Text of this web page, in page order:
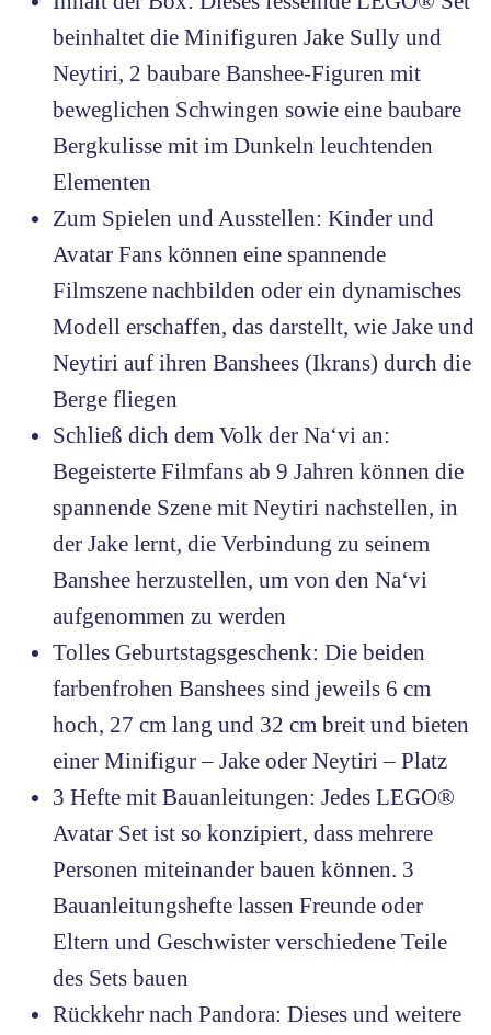
beinhaltet die Minifiguren Jake Sully und
Neytiri, 2 baubare Banshee-Figuren mit
beweglichen Schwingen sowie eine baubare
Bergkulisse mit im Dunkeln leuchtenden
Elementen
Zum Spielen und Ausstellen: Kinder und
Avatar Fans können eine spannende
Filmszene nachbilden oder ein dynamisches
Modell erschaffen, das darstellt, wie Jake und
Neytiri auf ihren Banshees (Ikrans) durch die
Berge fliegen
Schließ dich dem Volk der Na‘vi an:
Begeisterte Filmfans ab 9 Jahren können die
spannende Szene mit Neytiri nachstellen, in
der Jake lernt, die Verbindung zu seinem
Banshee herzustellen, um von den Na‘vi
aufgenommen zu werden
Tolles Geburtstagsgeschenk: Die beiden
farbenfrohen Banshees sind jeweils 6 cm
hoch, 27 cm lang und 32 cm breit und bieten
einer Minifigur – Jake oder Neytiri – Platz
3 Hefte mit Bauanleitungen: Jedes LEGO®
Avatar Set ist so konzipiert, dass mehrere
Personen miteinander bauen können. 3
Bauanleitungshefte lassen Freunde oder
Eltern und Geschwister verschiedene Teile
des Sets bauen
Rückkehr nach Pandora: Dieses und weitere